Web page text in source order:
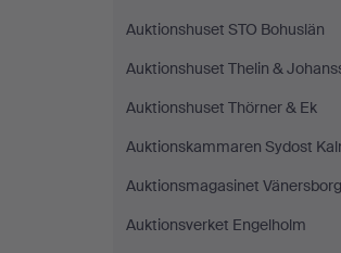
Auktionshuset STO Bohuslän
Auktionshuset Thelin &
Auktionshuset Thörner & Ek
Auktionskammaren Sydost
Auktionsmagasinet Vänersborg
Auktionsverket Engelholm